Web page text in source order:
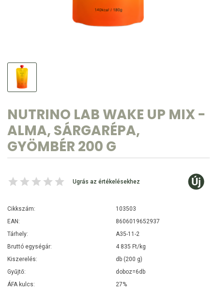
NUTRINO LAB WAKE UP MIX -
ALMA, SÁRGARÉPA,
GYÖMBÉR 200 G
Ugrás az értékelésekhez
Cikkszám:
103503
EAN:
8606019652937
Tárhely:
A35-11-2
Bruttó egységár:
4 835 Ft/kg
Kiszerelés:
db (200 g)
Gyűjtő:
doboz=6db
ÁFA kulcs:
27%